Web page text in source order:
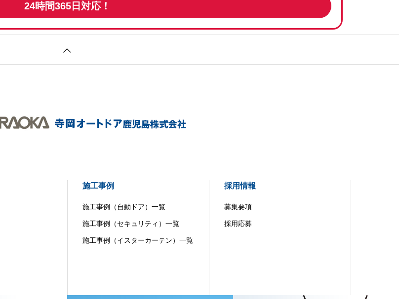
24時間365日対応！
施工事例
施工事例（自動ドア）一覧
施工事例（セキュリティ）一覧
施工事例（イスターカーテン）一覧
採用情報
募集要項
採用応募